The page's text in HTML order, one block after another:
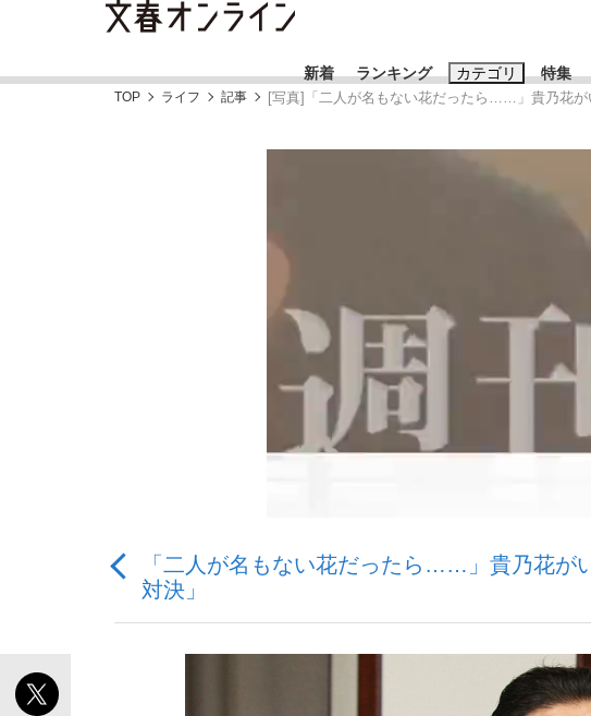
新着 ランキング カテゴリ
「90%は失敗する。でも…」本田圭佑が初めて明かした日
「敗因分析は一切聞かれなかった」侍ジャパン選手が証言
特集
#玉木雄一郎
#亀和田武
TOP ライフ 記事 [写真]「二人が名もない花だったら……」貴乃花が
「二人が名もない花だったら……」貴乃花が
対決」